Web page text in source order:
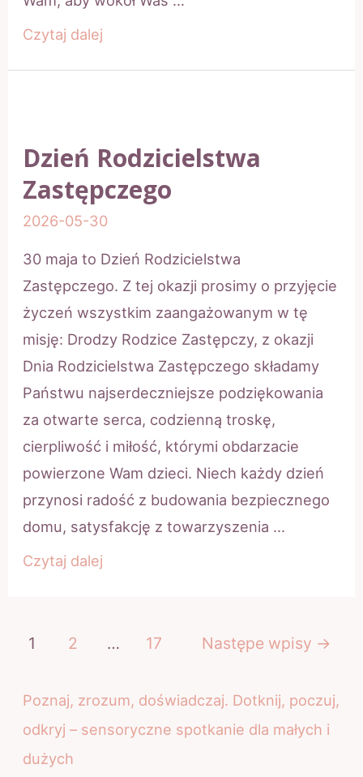
Dzień
Czytaj dalej
Dzień Rodzicielstwa
Zastępczego
2026-05-30
30 maja to Dzień Rodzicielstwa
Zastępczego. Z tej okazji prosimy o przyjęcie
życzeń wszystkim zaangażowanym w tę
misję: Drodzy Rodzice Zastępczy, z okazji
Dnia Rodzicielstwa Zastępczego składamy
Państwu najserdeczniejsze podziękowania
za otwarte serca, codzienną troskę,
cierpliwość i miłość, którymi obdarzacie
powierzone Wam dzieci. Niech każdy dzień
przynosi radość z budowania bezpiecznego
domu, satysfakcję z towarzyszenia …
Dzień
Czytaj dalej
Stronicowanie
1 2 … 17 Następe wpisy →
Poznaj, zrozum, doświadczaj. Dotknij, poczuj,
odkryj – sensoryczne spotkanie dla małych i
dużych